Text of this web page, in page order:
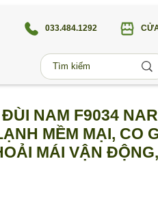
033.484.1292
F9034 NARSIS
MỀM MẠI, CO
MÁI VẬN